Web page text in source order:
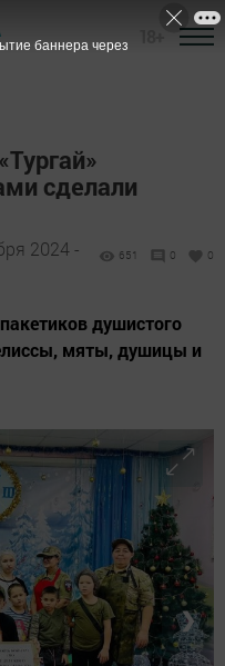
сделали
2024 -
651 0 0
душистого
мяты, душицы и
❯
баннера через